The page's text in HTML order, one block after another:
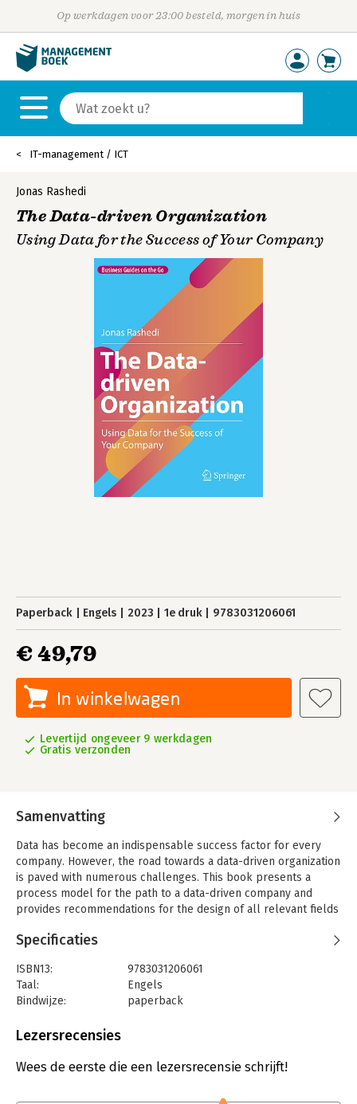
Op werkdagen voor 23:00 besteld, morgen in huis
IT-management / ICT
Jonas Rashedi
The Data-driven Organization
Using Data for the Success of Your Company
Paperback Engels 2023 1e druk 9783031206061
€ 49,79
In winkelwagen
Levertijd ongeveer 9 werkdagen
Gratis verzonden
Samenvatting
Data has become an indispensable success factor for every
company. However, the road towards a data-driven organization
is paved with numerous challenges. This book presents a
process model for the path to a data-driven company and
provides recommendations for the design of all relevant fields
and processes have proven beneficial? How can the quality of
driven organization in the areas of governance and
communication? And last but not least: How can employees be
brought along on the journey and what implications does the
strategic and operational design of a data-driven organization
management in companies and organizations.
Specificaties
ISBN13:
9783031206061
Taal:
Engels
Bindwijze:
paperback
Uitgever:
Verschijningsdatum:
12-12-2023
IT-management / ICT
Lezersrecensies
Wees de eerste die een lezersrecensie schrijft!